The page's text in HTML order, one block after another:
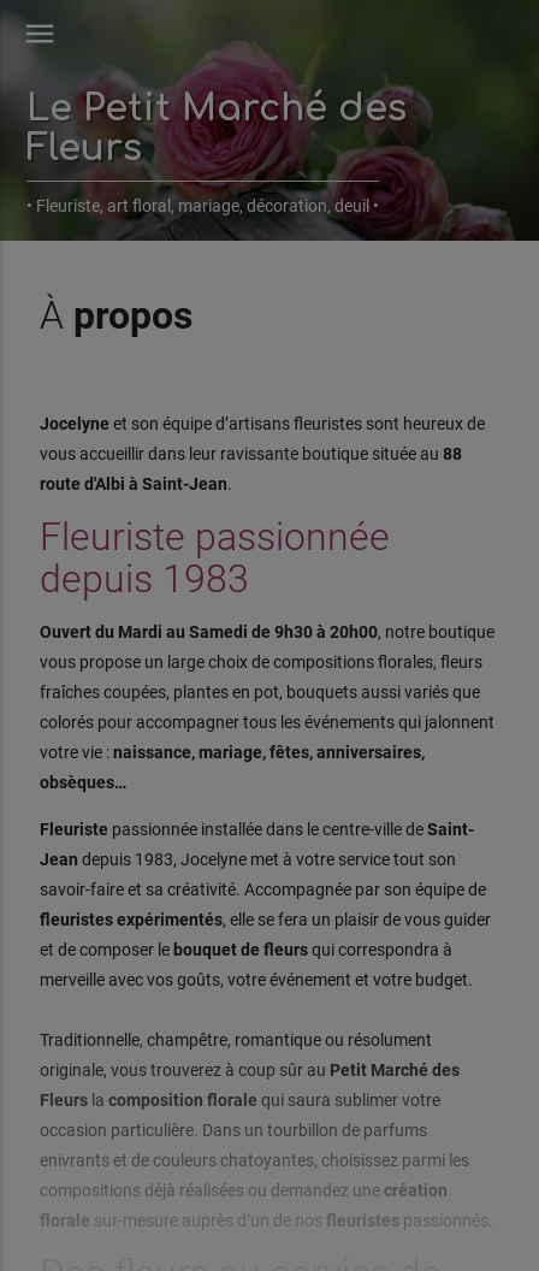
menu
Le Petit Marché des
Fleurs
• Fleuriste, art floral, mariage, décoration, deuil •
À propos
Jocelyne et son équipe d’artisans fleuristes sont heureux de
vous accueillir dans leur ravissante boutique située au 88
route d'Albi à Saint-Jean.
Fleuriste passionnée
depuis 1983
Ouvert du Mardi au Samedi de 9h30 à 20h00, notre boutique
vous propose un large choix de compositions florales, fleurs
fraîches coupées, plantes en pot, bouquets aussi variés que
colorés pour accompagner tous les événements qui jalonnent
votre vie :naissance, mariage, fêtes, anniversaires,
obsèques…
Fleuriste passionnée installée dans le centre-ville deSaint-
Jean depuis 1983, Jocelyne met à votre service tout son
savoir-faire et sa créativité. Accompagnée par son équipe de
fleuristes expérimentés, elle se fera un plaisir de vous guider
et de composer le bouquet de fleursqui correspondra à
merveille avec vos goûts, votre événement et votre budget.
Traditionnelle, champêtre, romantique ou résolument
originale, vous trouverez à coup sûr au Petit Marché des
Fleurs la composition florale qui saura sublimer votre
occasion particulière. Dans un tourbillon de parfums
enivrants et de couleurs chatoyantes, choisissez parmi les
compositions déjà réalisées ou demandez une création
florale sur-mesure auprès d’un de nos fleuristes passionnés.